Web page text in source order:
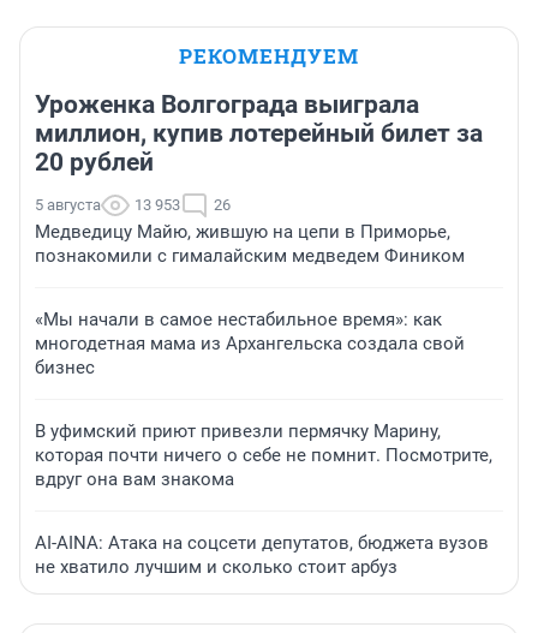
РЕКОМЕНДУЕМ
Уроженка Волгограда выиграла
миллион, купив лотерейный билет за
20 рублей
5 августа 13 953 26
Медведицу Майю, жившую на цепи в Приморье,
познакомили с гималайским медведем Фиником
«Мы начали в самое нестабильное время»: как
многодетная мама из Архангельска создала свой
бизнес
В уфимский приют привезли пермячку Марину,
которая почти ничего о себе не помнит. Посмотрите,
вдруг она вам знакома
AI-AINA: Атака на соцсети депутатов, бюджета вузов
не хватило лучшим и сколько стоит арбуз